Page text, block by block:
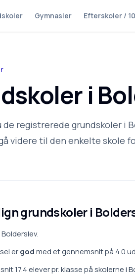
Gymnasier Efterskoler /
i
de registrerede grundskoler i
videre til den enkelte skole
grundskoler i
Bolderslev.
ergodmed et gennemsnit på 4.0
17.4elever pr. klasse påskolerne i